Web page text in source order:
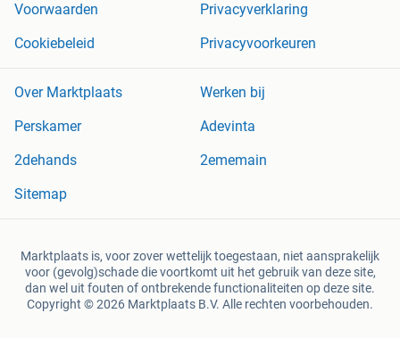
Voorwaarden
Privacyverklaring
Cookiebeleid
Privacyvoorkeuren
Over Marktplaats
Werken bij
Perskamer
Adevinta
2dehands
2ememain
Sitemap
Marktplaats is, voor zover wettelijk toegestaan, niet aansprakelijk
voor (gevolg)schade die voortkomt uit het gebruik van deze site,
dan wel uit fouten of ontbrekende functionaliteiten op deze site.
Copyright © 2026 Marktplaats B.V. Alle rechten voorbehouden.